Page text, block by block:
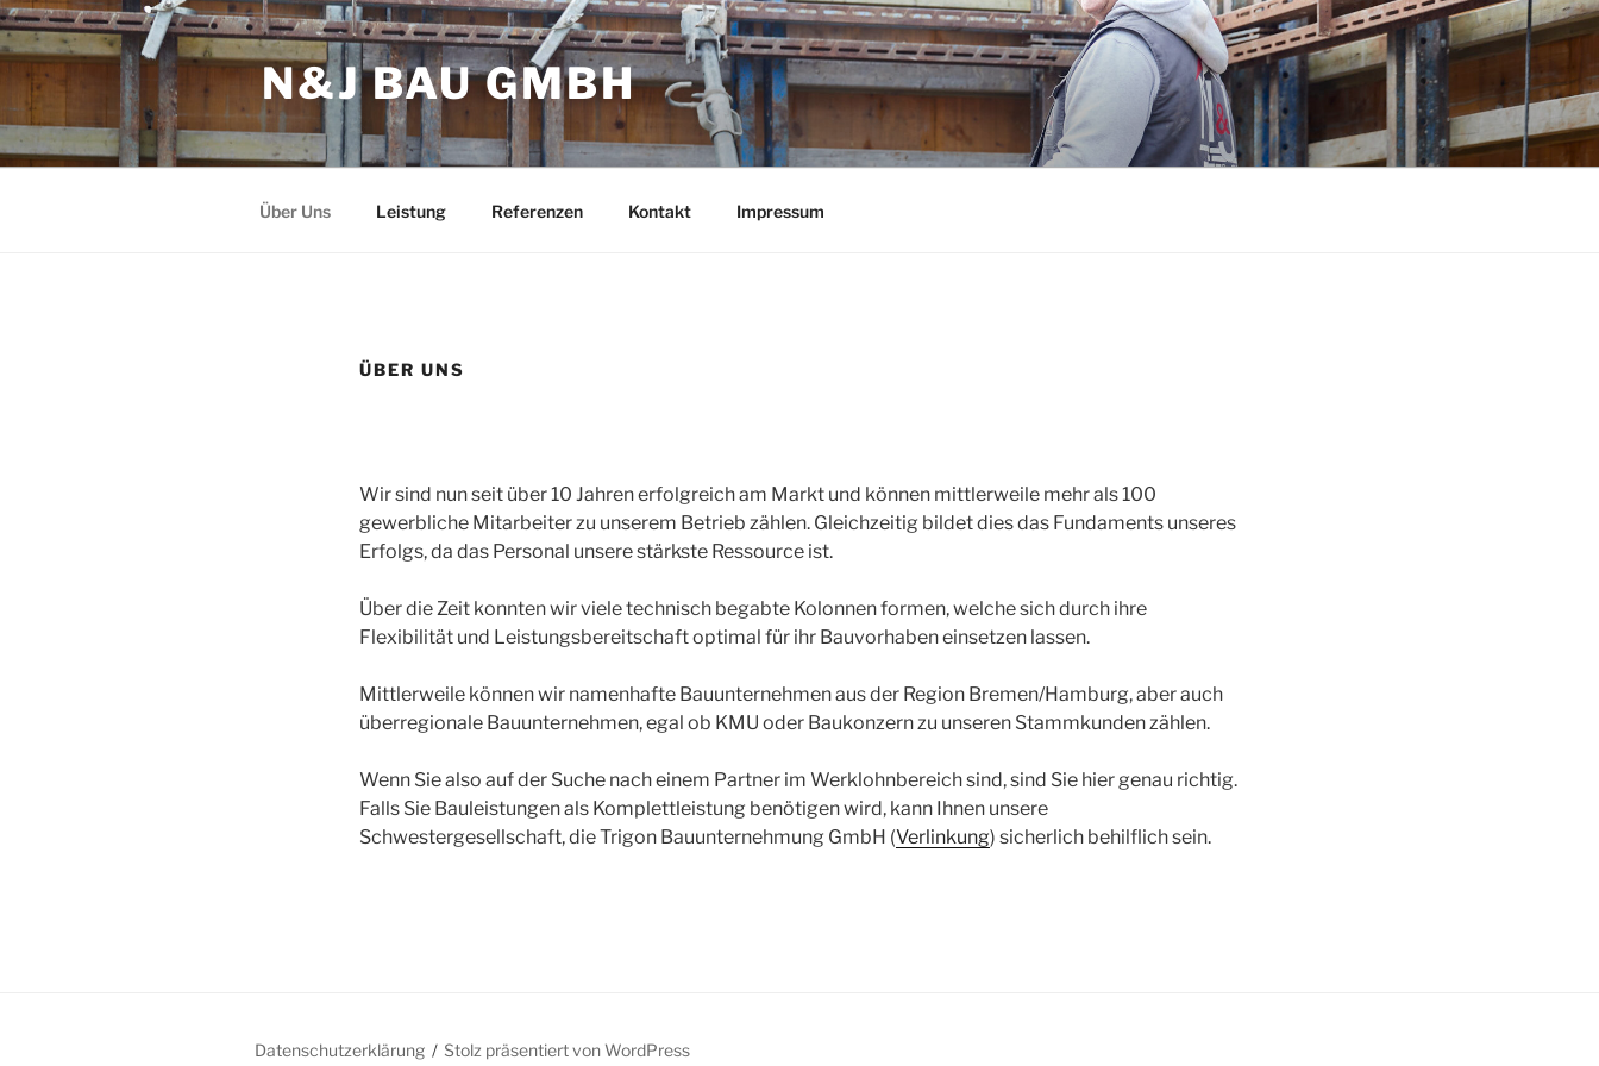
Zum
Inhalt
springen
N&J BAU GMBH
Über Uns Leistung Referenzen Kontakt Impressum
ÜBER UNS
Wir sind nun seit über 10 Jahren erfolgreich am Markt und können mittlerweile mehr als 100
gewerbliche Mitarbeiter zu unserem Betrieb zählen. Gleichzeitig bildet dies das Fundaments unseres
Erfolgs, da das Personal unsere stärkste Ressource ist.
Über die Zeit konnten wir viele technisch begabte Kolonnen formen, welche sich durch ihre
Flexibilität und Leistungsbereitschaft optimal für ihr Bauvorhaben einsetzen lassen.
Mittlerweile können wir namenhafte Bauunternehmen aus der Region Bremen/Hamburg, aber auch
überregionale Bauunternehmen, egal ob KMU oder Baukonzern zu unseren Stammkunden zählen.
Wenn Sie also auf der Suche nach einem Partner im Werklohnbereich sind, sind Sie hier genau richtig.
Falls Sie Bauleistungen als Komplettleistung benötigen wird, kann Ihnen unsere
Schwestergesellschaft, die Trigon Bauunternehmung GmbH (Verlinkung) sicherlich behilflich sein.
Datenschutzerklärung Stolz präsentiert von WordPress